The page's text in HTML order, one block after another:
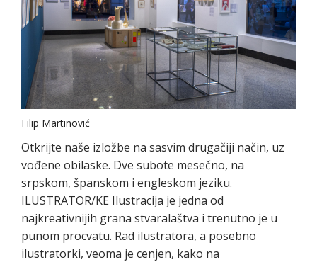
Filip Martinović
Otkrijte naše izložbe na sasvim drugačiji način, uz
vođene obilaske. Dve subote mesečno, na
srpskom, španskom i engleskom jeziku.
ILUSTRATOR/KE Ilustracija je jedna od
najkreativnijih grana stvaralaštva i trenutno je u
punom procvatu. Rad ilustratora, a posebno
ilustratorki, veoma je cenjen, kako na